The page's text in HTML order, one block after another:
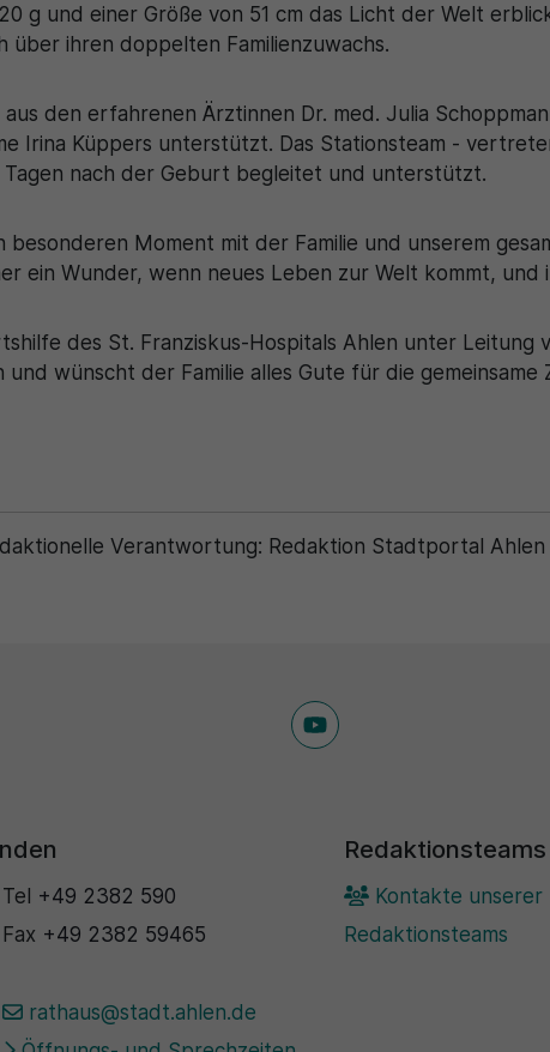
g und einer Größe von 51 cm das Licht der Welt
über ihren doppelten Familienzuwachs.
den erfahrenen Ärztinnen Dr. med. Julia
Irina Küppers unterstützt. Das Stationsteam -
Tagen nach der Geburt begleitet und unterstützt.
besonderen Moment mit der Familie und unserem
ein Wunder, wenn neues Leben zur Welt kommt, und
des St. Franziskus-Hospitals Ahlen unter Leitung
wünscht der Familie alles Gute für die gemeinsame
Verantwortung: Redaktion Stadtportal Ahlen
Tel +49 2382 590
Fax +49 2382 59465
rathaus@stadt.ahlen.de
Redaktionsteams
Kontakte unserer
Redaktionsteams